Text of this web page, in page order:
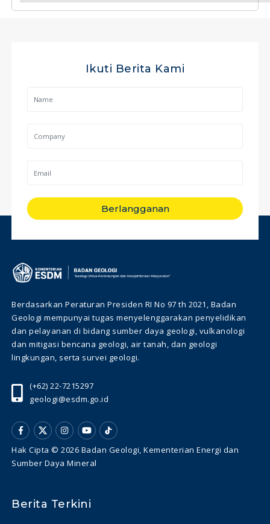
Ikuti Berita Kami
Berlangganan
Berdasarkan Peraturan Presiden RI No 97 th 2021, Badan
Geologi mempunyai tugas menyelenggarakan penyelidikan
dan pelayanan di bidang sumber daya geologi, vulkanologi
dan mitigasi bencana geologi, air tanah, dan geologi
lingkungan, serta survei geologi.
(+62) 22-7215297
geologi@esdm.go.id
Hak Cipta © 2026 Badan Geologi, Kementerian Energi dan
Sumber Daya Mineral
Berita Terkini